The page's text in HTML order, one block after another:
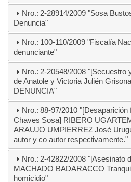
Nro.: 2-28914/2009 "Sosa
Denuncia"
Nro.: 100-110/2009 "Fiscalía
denunciante"
Nro.: 2-20548/2008 "[Secuestro
de Anatole y Victoria Julién
DENUNCIA"
Nro.: 88-97/2010
Chaves Sosa] RIBERO
ARAUJO UMPIERREZ José
autor y co autor respectivamente."
Nro.: 2-42822/2008 "[Asesinato
MACHADO BADARACCO
homicidio"